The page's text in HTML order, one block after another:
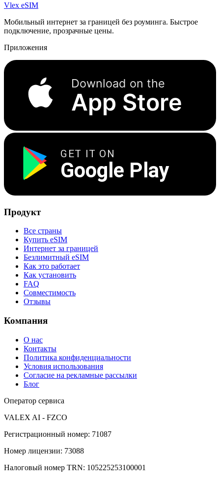
Vlex eSIM
Мобильный интернет за границей без роуминга. Быстрое
подключение, прозрачные цены.
Приложения
Download on the
App Store
GET IT ON
Google Play
Продукт
Все страны
Купить eSIM
Интернет за границей
Безлимитный eSIM
Как это работает
Как установить
FAQ
Совместимость
Отзывы
Компания
О нас
Контакты
Политика конфиденциальности
Условия использования
Согласие на рекламные рассылки
Блог
Оператор сервиса
VALEX AI - FZCO
Регистрационный номер: 71087
Номер лицензии: 73088
Налоговый номер TRN: 105225253100001